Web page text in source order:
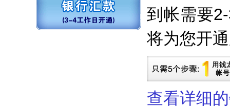
到帐需要
将为您开
查看详细